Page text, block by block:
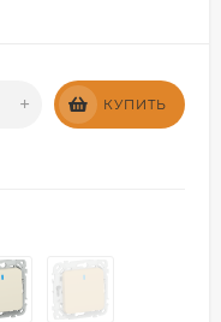
+ КУПИТЬ